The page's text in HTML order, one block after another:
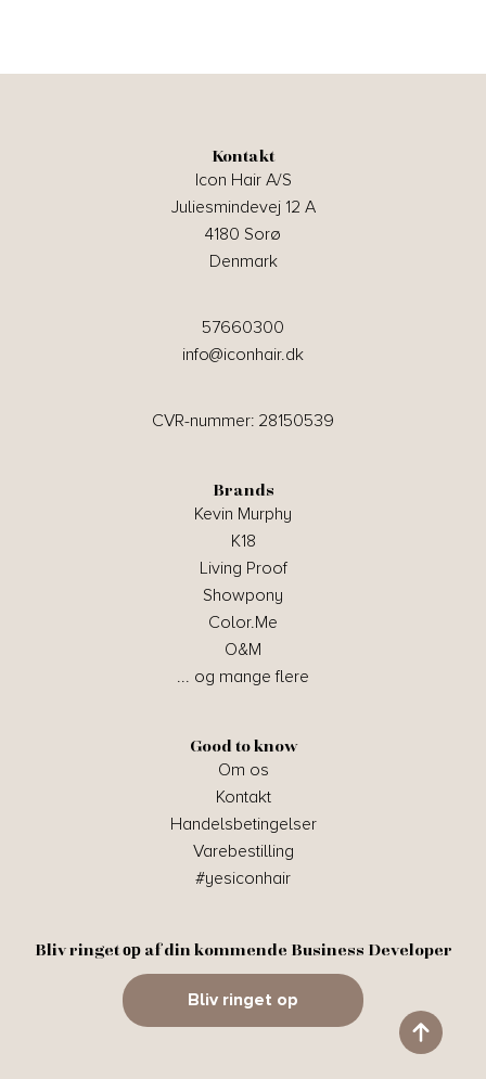
Kontakt
Icon Hair A/S
Juliesmindevej 12 A
4180 Sorø
Denmark
57660300
info@iconhair.dk
CVR-nummer: 28150539
Brands
Kevin Murphy
K18
Living Proof
Showpony
Color.Me
O&M
... og mange flere
Good to know
Om os
Kontakt
Handelsbetingelser
Varebestilling
#yesiconhair
Bliv ringet ор af din kommende Business Developer
Bliv ringet op